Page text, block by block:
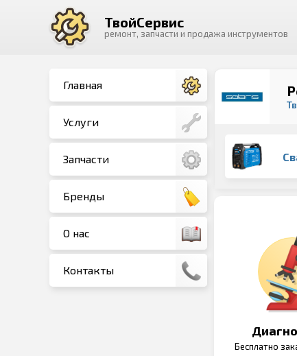
ТвойСервис
ремонт, запчасти и продажа инструментов
Главная
Услуги
Запчасти
Бренды
О нас
Контакты
Бесплатно